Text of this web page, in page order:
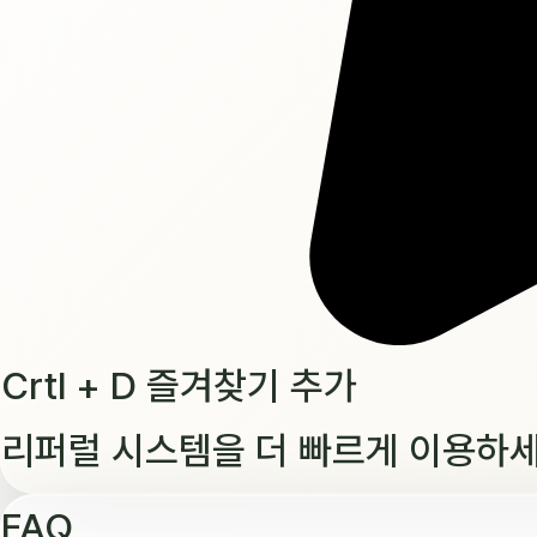
Crtl + D 즐겨찾기 추가
리퍼럴 시스템을 더 빠르게 이용하
FAQ